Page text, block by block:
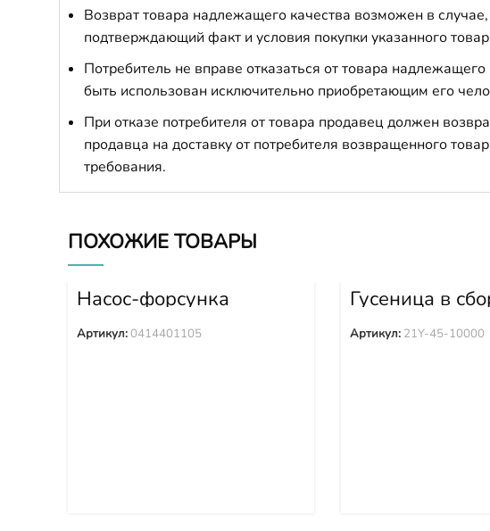
Возврат товара надлежащего качества возможен в
подтверждающий факт и условия покупки указанного
Потребитель не вправе отказаться от товара
быть использован исключительно приобретающим его
При отказе потребителя от товара продавец должен
продавца на доставку от потребителя возвращенного
требования.
ПОХОЖИЕ ТОВАРЫ
Насос-форсунка
0414401105
Артикул:0414401105
Гусеница в
Shantui
21Y-45-10000
Артикул: 21Y-45-10000